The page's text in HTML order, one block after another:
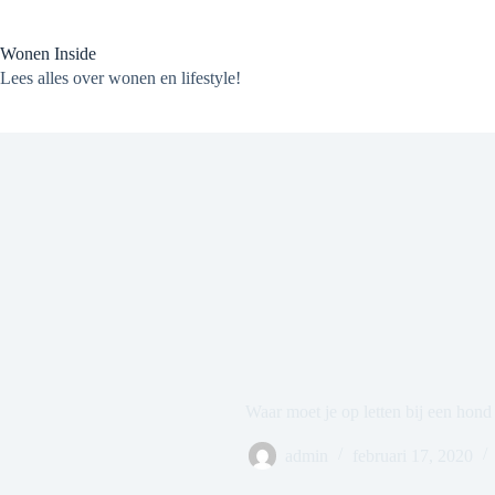
de
inhoud
Wonen Inside
Lees alles over wonen en lifestyle!